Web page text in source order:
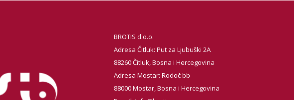
BROTIS d.o.o.
Adresa Čitluk: Put za Ljubuški 2A
88260 Čitluk, Bosna i Hercegovina
Adresa Mostar: Rodoč bb
88000 Mostar, Bosna i Hercegovina